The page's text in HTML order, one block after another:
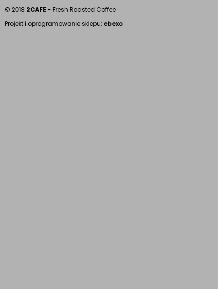
© 2018 2CAFE - Fresh Roasted Coffee
Projekt i oprogramowanie sklepu: ebexo